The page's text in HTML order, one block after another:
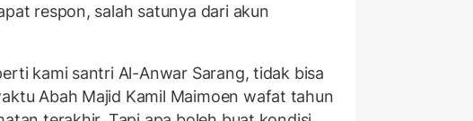
respon, salah satunya dari akun
kami santri Al-Anwar Sarang, tidak bisa
Abah Majid Kamil Maimoen wafat tahun